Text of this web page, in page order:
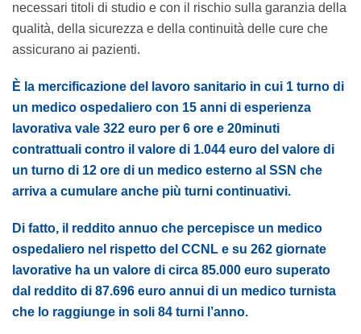
necessari titoli di studio e con il rischio sulla garanzia della
qualità, della sicurezza e della continuità delle cure che
assicurano ai pazienti.
È la mercificazione del lavoro sanitario in cui 1 turno di
un medico ospedaliero con 15 anni di esperienza
lavorativa vale 322 euro per 6 ore e 20minuti
contrattuali contro il valore di 1.044 euro del valore di
un turno di 12 ore di un medico esterno al SSN che
arriva a cumulare anche più turni continuativi.
Di fatto, il reddito annuo che percepisce un medico
ospedaliero nel rispetto del CCNL e su 262 giornate
lavorative ha un valore di circa 85.000 euro superato
dal reddito di 87.696 euro annui di un medico turnista
che lo raggiunge in soli 84 turni l’anno.